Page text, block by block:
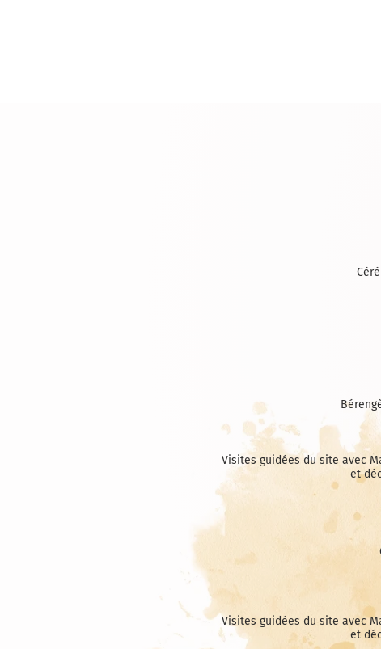
Visites guidées du site avec
et
Visites guidées du site avec
et